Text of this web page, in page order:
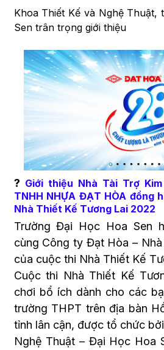
Khoa Thiết Kế và Nghệ
Sen trân trọng giới thiệu
? Giới thiệu Nhà Tài Trợ
TNHH NHỰA ĐẠT HÒA đồng
Nhà Thiết Kế Tương Lai 2022
Trường Đại Học Hoa Sen
cùng Công ty Đạt Hòa –
của cuộc thi Nhà Thiết Kế
Cuộc thi Nhà Thiết Kế
chơi bổ ích dành cho các
trường THPT trên địa bàn
tỉnh lân cận, được tổ chức
Nghệ Thuật – Đại Học Hoa